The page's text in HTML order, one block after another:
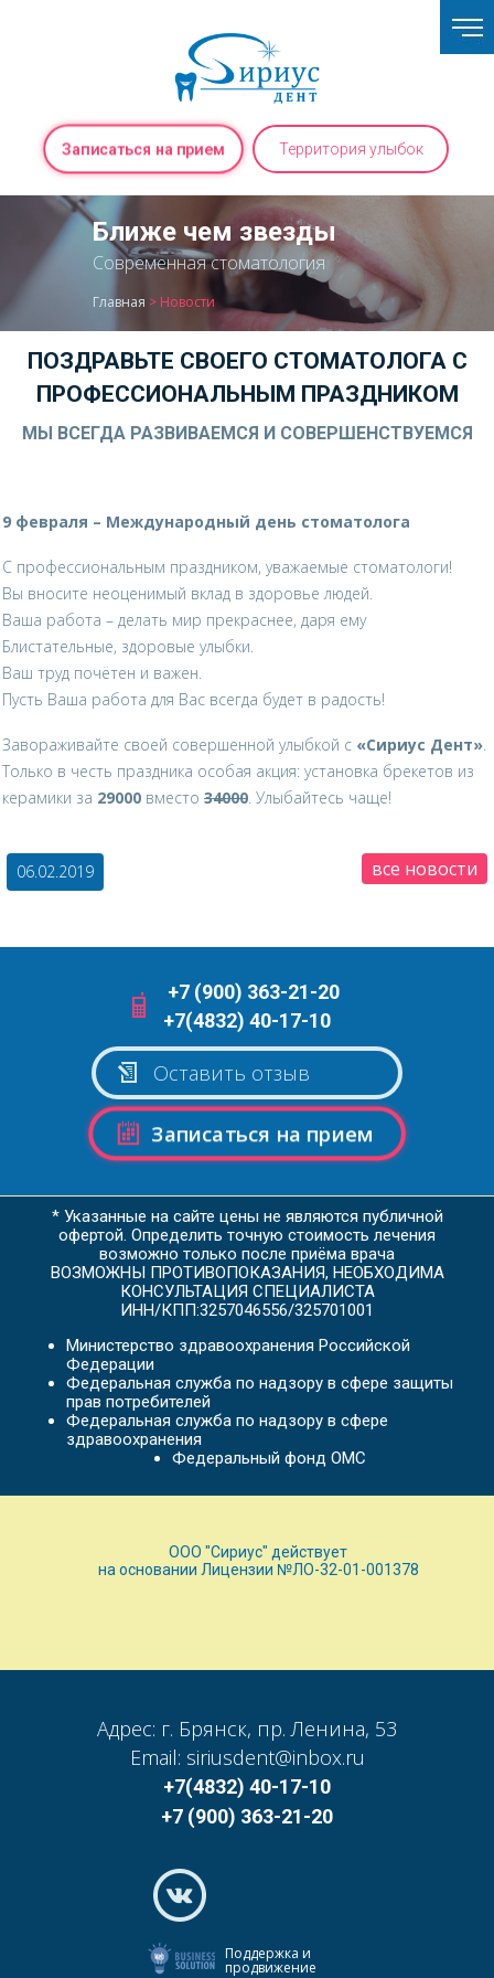
Записаться на прием Территория улыбок
Ближе чем звезды
Современная стоматология
Главная > Новости
ПОЗДРАВЬТЕ СВОЕГО СТОМАТОЛОГА С
ПРОФЕССИОНАЛЬНЫМ ПРАЗДНИКОМ
МЫ ВСЕГДА РАЗВИВАЕМСЯ И СОВЕРШЕНСТВУЕМСЯ
9 февраля – Международный день стоматолога
С профессиональным праздником, уважаемые стоматологи!
Вы вносите неоценимый вклад в здоровье людей.
Ваша работа – делать мир прекраснее, даря ему
Блистательные, здоровые улыбки.
Ваш труд почётен и важен.
Пусть Ваша работа для Вас всегда будет в радость!
Завораживайте своей совершенной улыбкой с «Сириус Дент».
Только в честь праздника особая акция: установка брекетов из
керамики за 29000 вместо 34000. Улыбайтесь чаще!
06.02.2019 все новости
Оставить отзыв
+7 (900) 363-21-20
+7(4832) 40-17-10
Записаться на прием
* Указанные на сайте цены не являются публичной
офертой. Определить точную стоимость лечения
возможно только после приёма врача
ВОЗМОЖНЫ ПРОТИВОПОКАЗАНИЯ, НЕОБХОДИМА
КОНСУЛЬТАЦИЯ СПЕЦИАЛИСТА
ИНН/КПП:3257046556/325701001
Министерство здравоохранения Российской
Федерации
Федеральная служба по надзору в сфере защиты
прав потребителей
Федеральная служба по надзору в сфере
здравоохранения
Федеральный фонд ОМС
ООО "Сириус" действует
на основании Лицензии №ЛО-32-01-001378
Поддержка и
продвижение
Адрес: г. Брянск, пр. Ленина, 53
Email: siriusdent@inbox.ru
+7(4832) 40-17-10
+7 (900) 363-21-20